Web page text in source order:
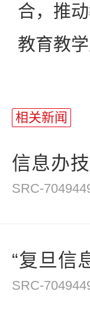
合，推
教育教
相关新闻
信息办
SRC-
“复旦信
SRC-